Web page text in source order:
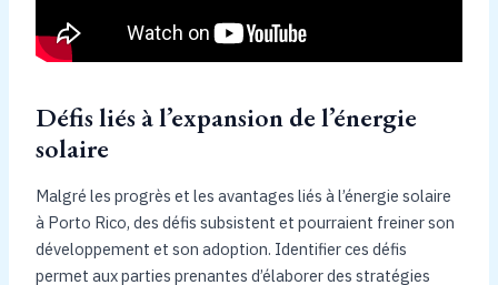
Défis liés à l’expansion de l’énergie
solaire
Malgré les progrès et les avantages liés à l’énergie solaire
à Porto Rico, des défis subsistent et pourraient freiner son
développement et son adoption. Identifier ces défis
permet aux parties prenantes d’élaborer des stratégies